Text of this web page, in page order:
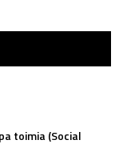
toimia (Social